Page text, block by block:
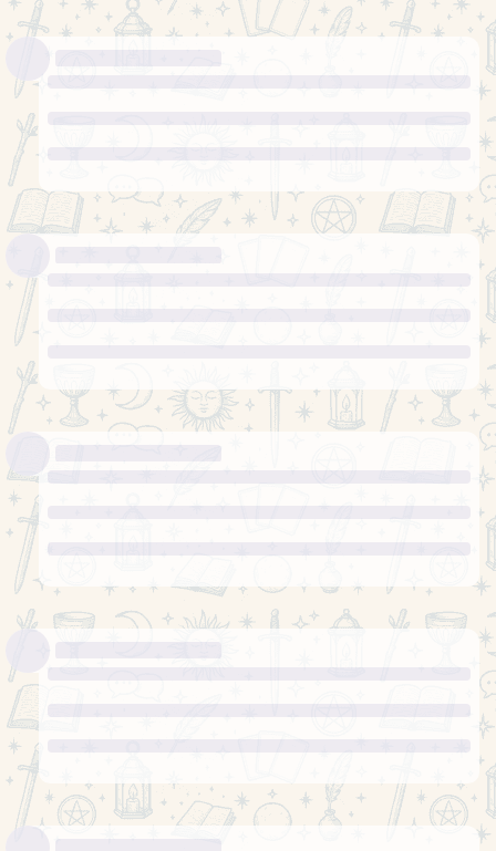
6 жезлів
Карта
перемоги
Ви зможете досягнути значних успіхів
у справах якими займаєтесь.
деякі плани довелось відкласти, інші йдуть своїм
Олексій Карта 5 – Оптимальна для вас лінія
Сонце Варто насолоджуватись своїми
перемогами та досягненнями, радіти життю та
бути відкритою всьому новому.
хочу до дому, але розумію що час проведений тут
ніколи не повернеться, тому намагаюсь знайти позитив
смачною їжею, спілкуванні з донькою
Дякую за розклад!
1
Olenka 26 січ 2025 р.
Олексій, Ваш тиждень з 27.01.25-02.02.25
Карта 1 – Як будуть розвиватися важливі справи у